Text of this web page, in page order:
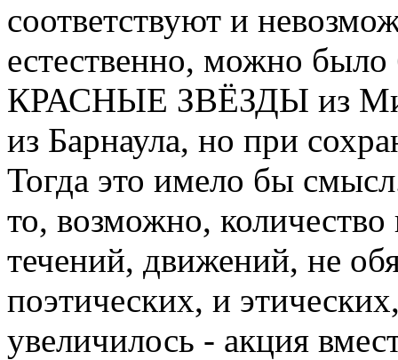
соответствуют и
естественно, можно
КРАСНЫЕ ЗВЁЗДЫ из
из Барнаула, но при
Тогда это имело бы
то, возможно,
течений, движений, не
поэтических, и
увеличилось - акция